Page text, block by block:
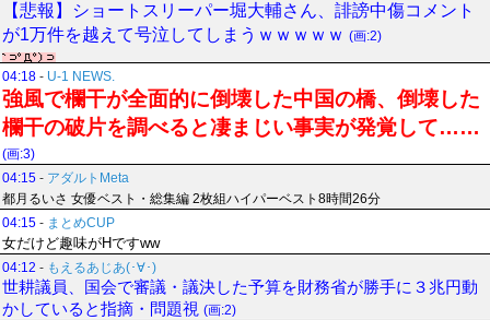
【悲報】ショートスリーパー堀大輔さん、誹謗中傷コメント
が1万件を越えて号泣してしまうｗｗｗｗｗ (画:2)
04:18 - U-1 NEWS.
強風で欄干が全面的に倒壊した中国の橋、倒壊した
欄干の破片を調べると凄まじい事実が発覚して……
(画:3)
04:15 - アダルトMeta
都月るいさ 女優ベスト・総集編 2枚組ハイパーベスト8時間26分
04:15 - まとめCUP
女だけど趣味がHですww
04:12 - もえるあじあ(･∀･)
世耕議員、国会で審議・議決した予算を財務省が勝手に３兆円動
かしていると指摘・問題視 (画:2)